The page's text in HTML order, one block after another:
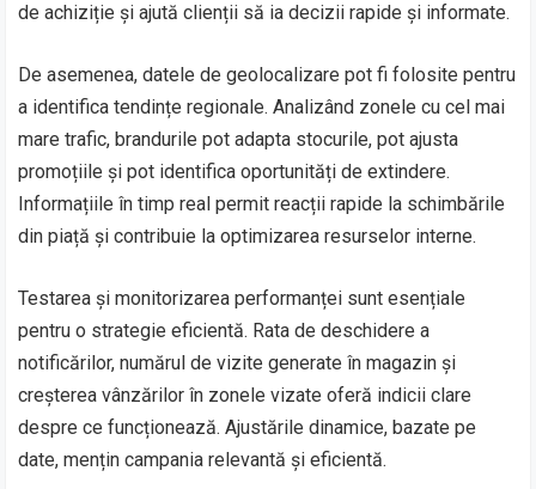
de achiziție și ajută clienții să ia decizii rapide și informate.
De asemenea, datele de geolocalizare pot fi folosite pentru
a identifica tendințe regionale. Analizând zonele cu cel mai
mare trafic, brandurile pot adapta stocurile, pot ajusta
promoțiile și pot identifica oportunități de extindere.
Informațiile în timp real permit reacții rapide la schimbările
din piață și contribuie la optimizarea resurselor interne.
Testarea și monitorizarea performanței sunt esențiale
pentru o strategie eficientă. Rata de deschidere a
notificărilor, numărul de vizite generate în magazin și
creșterea vânzărilor în zonele vizate oferă indicii clare
despre ce funcționează. Ajustările dinamice, bazate pe
date, mențin campania relevantă și eficientă.